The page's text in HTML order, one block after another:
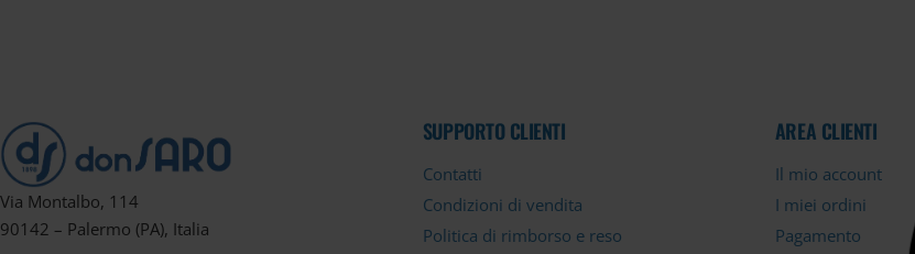
Via Montalbo, 114
90142 – Palermo (PA), Italia
SUPPORTO CLIENTI
Contatti
Condizioni di vendita
Politica di rimborso e reso
AREA CLIENTI
Il mio account
I miei ordini
Pagamento